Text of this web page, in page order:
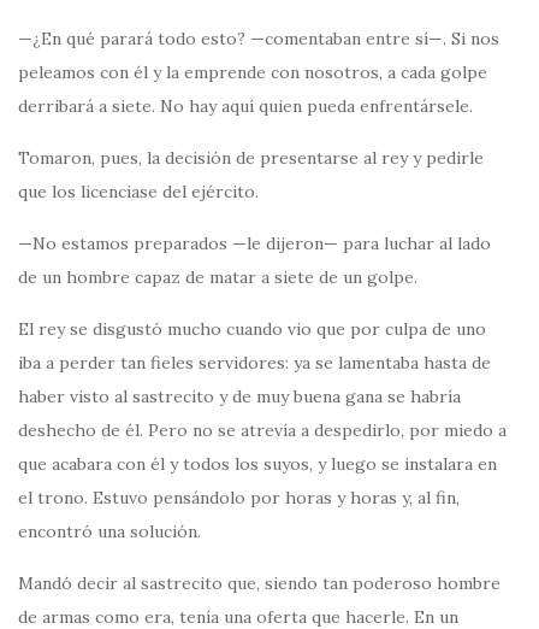
—¿En qué parará todo esto? —comentaban entre sí—. Si nos
peleamos con él y la emprende con nosotros, a cada golpe
derribará a siete. No hay aquí quien pueda enfrentársele.
Tomaron, pues, la decisión de presentarse al rey y pedirle
que los licenciase del ejército.
—No estamos preparados —le dijeron— para luchar al lado
de un hombre capaz de matar a siete de un golpe.
El rey se disgustó mucho cuando vio que por culpa de uno
iba a perder tan fieles servidores: ya se lamentaba hasta de
haber visto al sastrecito y de muy buena gana se habría
deshecho de él. Pero no se atrevía a despedirlo, por miedo a
que acabara con él y todos los suyos, y luego se instalara en
el trono. Estuvo pensándolo por horas y horas y, al fin,
encontró una solución.
Mandó decir al sastrecito que, siendo tan poderoso hombre
de armas como era, tenía una oferta que hacerle. En un